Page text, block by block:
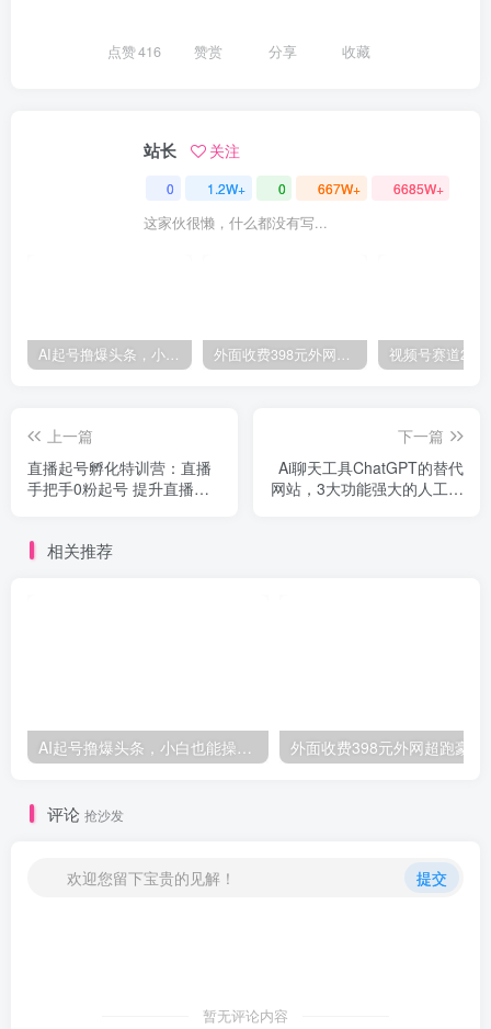
点赞416 赞赏 分享 收藏
站长 关注
0 1.2W+ 0 667W+ 6685W+
这家伙很懒，什么都没有写...
AI起号撸爆头条，小白也能操作，日入2000+ 外面收费398元外网超跑豪车汽车视频搬运至快手抖音上热门项目
上一篇
直播起号孵化特训营：直播
手把手0粉起号 提升直播团
下一篇
Ai聊天工具ChatGPT的替代
网站，3大功能强大的人工智
相关推荐
评论 抢沙发
欢迎您留下宝贵的见解！ 提交
暂无评论内容